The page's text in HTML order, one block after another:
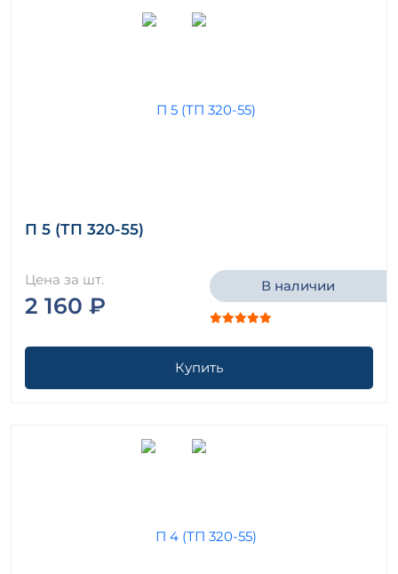
П 5 (ТП 320-55)
Цена за шт.
2 160 ₽
В наличии
Купить